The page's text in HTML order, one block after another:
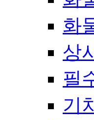
화
상
필
기